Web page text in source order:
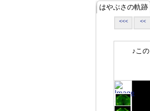
はやぶさの軌跡
<<< <<
♪この